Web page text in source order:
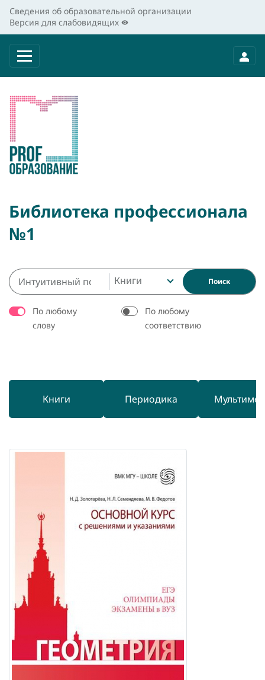
Сведения об образовательной организации
Версия для слабовидящих
Библиотека профессионала
№1
Книги Поиск
По любому
слову
По любому
соответствию
Книги Периодика